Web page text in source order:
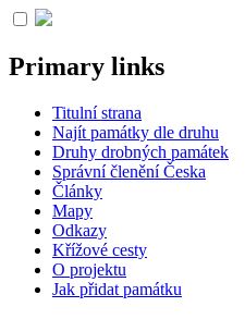
Primary links
Titulní strana
Najít památky dle druhu
Druhy drobných památek
Správní členění Česka
Články
Mapy
Odkazy
Křížové cesty
O projektu
Jak přidat památku